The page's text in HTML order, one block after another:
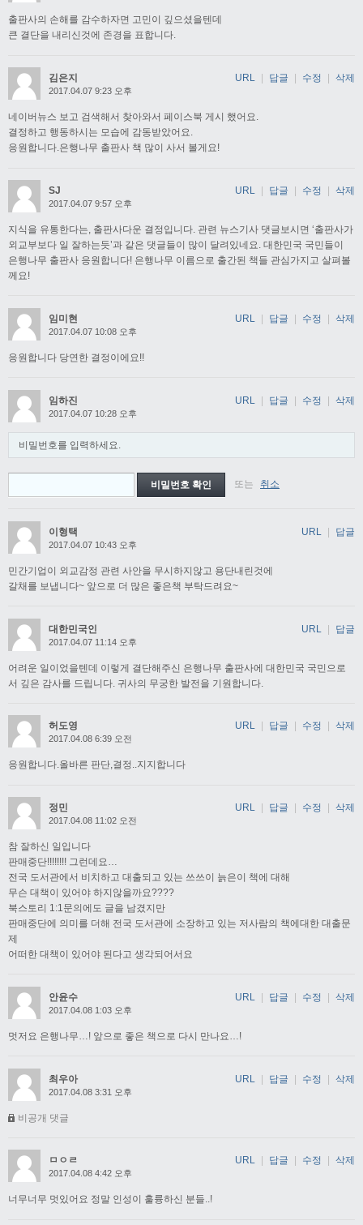
출판사의 손해를 감수하자면 고민이 깊으셨을텐데
큰 결단을 내리신것에 존경을 표합니다.
김은지
2017.04.07 9:23 오후
네이버뉴스 보고 검색해서 찾아와서 페이스북 게시 했어요.
결정하고 행동하시는 모습에 감동받았어요.
응원합니다.은행나무 출판사 책 많이 사서 볼게요!
URL 답글 수정 삭제
SJ
2017.04.07 9:57 오후
지식을 유통한다는, 출판사다운 결정입니다. 관련 뉴스기사 댓글보시면 ‘출판사가
외교부보다 일 잘하는듯’과 같은 댓글들이 많이 달려있네요. 대한민국 국민들이
은행나무 출판사 응원합니다! 은행나무 이름으로 출간된 책들 관심가지고 살펴볼
께요!
URL 답글 수정 삭제
임미현
2017.04.07 10:08 오후
응원합니다 당연한 결정이에요!!
URL | 답글 | 수정 | 삭제
임하진
2017.04.07 10:28 오후
비밀번호를 입력하세요.
또는 취소
URL | 답글 | 수정 | 삭제
이형택
2017.04.07 10:43 오후
민간기업이 외교감정 관련 사안을 무시하지않고 용단내린것에
갈채를 보냅니다~ 앞으로 더 많은 좋은책 부탁드려요~
URL | 답글
대한민국인
2017.04.07 11:14 오후
어려운 일이었을텐데 이렇게 결단해주신 은행나무 출판사에 대한민국 국민으로
서 깊은 감사를 드립니다. 귀사의 무궁한 발전을 기원합니다.
URL | 답글
허도영
2017.04.08 6:39 오전
응원합니다.올바른 판단,결정..지지합니다
URL 답글 수정 삭제
정민
2017.04.08 11:02 오전
참 잘하신 일입니다
판매중단!!!!!!!! 그런데요…
전국 도서관에서 비치하고 대출되고 있는 쓰쓰이 늙은이 책에 대해
무슨 대책이 있어야 하지않을까요????
북스토리 1:1문의에도 글을 남겼지만
판매중단에 의미를 더해 전국 도서관에 소장하고 있는 저사람의 책에대한 대출문
제
어떠한 대책이 있어야 된다고 생각되어서요
URL 답글 수정 삭제
안윤수
2017.04.08 1:03 오후
멋저요 은행나무…! 앞으로 좋은 책으로 다시 만나요…!
URL | 답글 | 수정 | 삭제
최우아
2017.04.08 3:31 오후
비공개 댓글
URL | 답글 | 수정 | 삭제
ㅁㅇㄹ
2017.04.08 4:42 오후
너무너무 멋있어요 정말 인성이 훌륭하신 분들..!
URL 답글 수정 삭제